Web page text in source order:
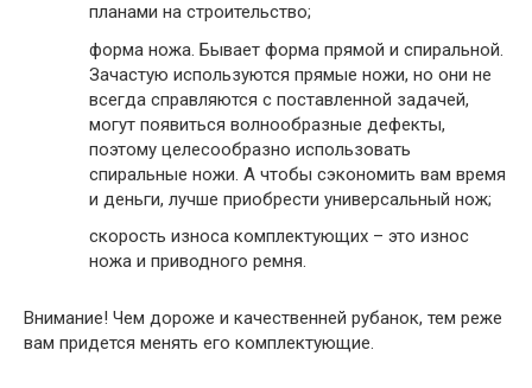
планами на строительство;
форма ножа. Бывает форма прямой и спиральной.
Зачастую используются прямые ножи, но они не
всегда справляются с поставленной задачей,
могут появиться волнообразные дефекты,
поэтому целесообразно использовать
спиральные ножи. А чтобы сэкономить вам время
и деньги, лучше приобрести универсальный нож;
скорость износа комплектующих – это износ
ножа и приводного ремня.
Внимание! Чем дороже и качественней рубанок, тем реже
вам придется менять его комплектующие.